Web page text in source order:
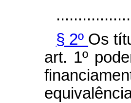
§ 2º Os
art. 1º